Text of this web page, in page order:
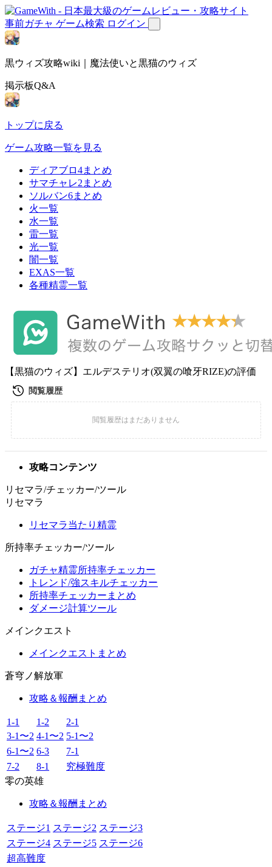
事前ガチャ ゲーム検索 ログイン
黒ウィズ攻略wiki｜魔法使いと黒猫のウィズ
掲示板Q&A
トップに戻る
ゲーム攻略一覧を見る
ディアブロ4まとめ
サマチャレ2まとめ
ソルバン6まとめ
火一覧
水一覧
雷一覧
光一覧
闇一覧
EXAS一覧
各種精霊一覧
【黒猫のウィズ】エルデステリオ(双翼の喰牙RIZE)の評価
攻略コンテンツ
リセマラ/チェッカー/ツール
リセマラ
リセマラ当たり精霊
所持率チェッカー/ツール
ガチャ精霊所持率チェッカー
トレンド/強スキルチェッカー
所持率チェッカーまとめ
ダメージ計算ツール
メインクエスト
メインクエストまとめ
蒼穹ノ解放軍
攻略＆報酬まとめ
1-1 1-2
2-1
3-1〜2 4-1〜2 5-1〜2
6-1〜2 6-3
7-1
7-2
8-1
究極難度
零の英雄
攻略＆報酬まとめ
ステージ1 ステージ2 ステージ3
ステージ4 ステージ5 ステージ6
超高難度